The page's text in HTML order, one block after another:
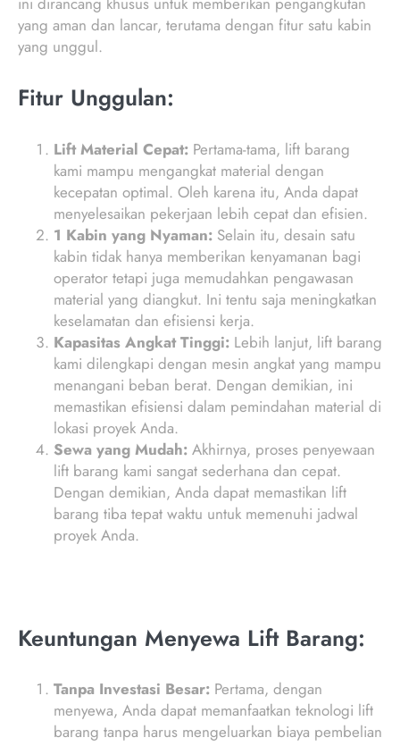
yang aman dan lancar, terutama dengan fitur satu kabin
yang unggul.
Fitur Unggulan:
Lift Material Cepat: Pertama-tama, lift barang
kami mampu mengangkat material dengan
kecepatan optimal. Oleh karena itu, Anda dapat
menyelesaikan pekerjaan lebih cepat dan efisien.
1 Kabin yang Nyaman: Selain itu, desain satu
kabin tidak hanya memberikan kenyamanan bagi
operator tetapi juga memudahkan pengawasan
material yang diangkut. Ini tentu saja meningkatkan
keselamatan dan efisiensi kerja.
Kapasitas Angkat Tinggi: Lebih lanjut, lift barang
kami dilengkapi dengan mesin angkat yang mampu
menangani beban berat. Dengan demikian, ini
memastikan efisiensi dalam pemindahan material di
lokasi proyek Anda.
Sewa yang Mudah: Akhirnya, proses penyewaan
lift barang kami sangat sederhana dan cepat.
Dengan demikian, Anda dapat memastikan lift
barang tiba tepat waktu untuk memenuhi jadwal
proyek Anda.
Keuntungan Menyewa Lift Barang:
Tanpa Investasi Besar: Pertama, dengan
menyewa, Anda dapat memanfaatkan teknologi lift
barang tanpa harus mengeluarkan biaya pembelian